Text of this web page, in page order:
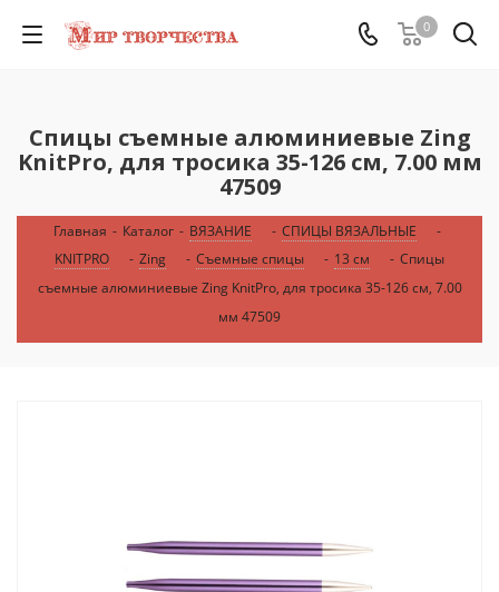
0
Спицы съемные алюминиевые Zing
KnitPro, для тросика 35-126 см, 7.00 мм
47509
Главная - Каталог - ВЯЗАНИЕ - СПИЦЫ ВЯЗАЛЬНЫЕ
-
KNITPRO
- Zing - Съемные спицы - 13 см - Спицы
съемные алюминиевые Zing KnitPro, для тросика 35-126 см, 7.00
мм 47509